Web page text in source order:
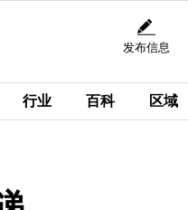
发布信息
行业 百科 区域